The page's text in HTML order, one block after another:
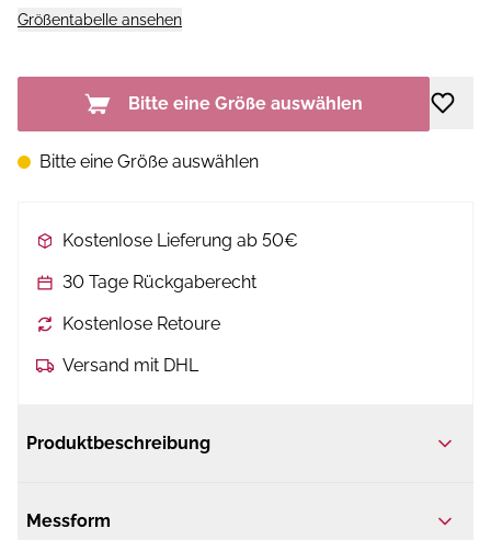
Größentabelle ansehen
Bitte eine Größe auswählen
Bitte eine Größe auswählen
Kostenlose Lieferung ab 50€
30 Tage Rückgaberecht
Kostenlose Retoure
Versand mit DHL
Produktbeschreibung
Messform